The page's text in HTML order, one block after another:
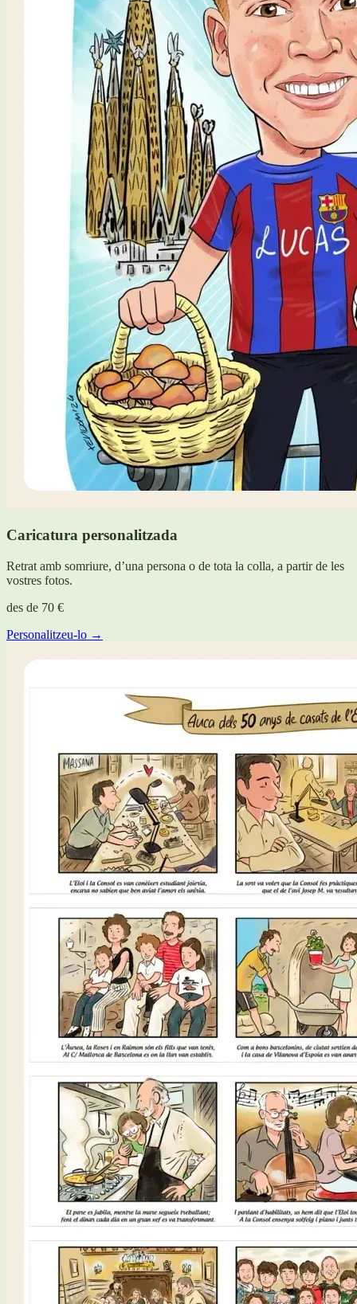
Caricatura personalitzada
Retrat amb somriure, d’una persona o de tota la colla, a partir de les
vostres fotos.
des de 70 €
Personalitzeu-lo →